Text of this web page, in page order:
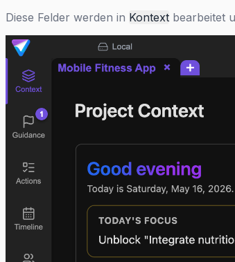
Diese Felder werden in Kontext bearbeitet